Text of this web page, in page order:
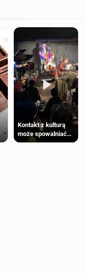
Kontakt z kulturą
może spowalniać
starzenie